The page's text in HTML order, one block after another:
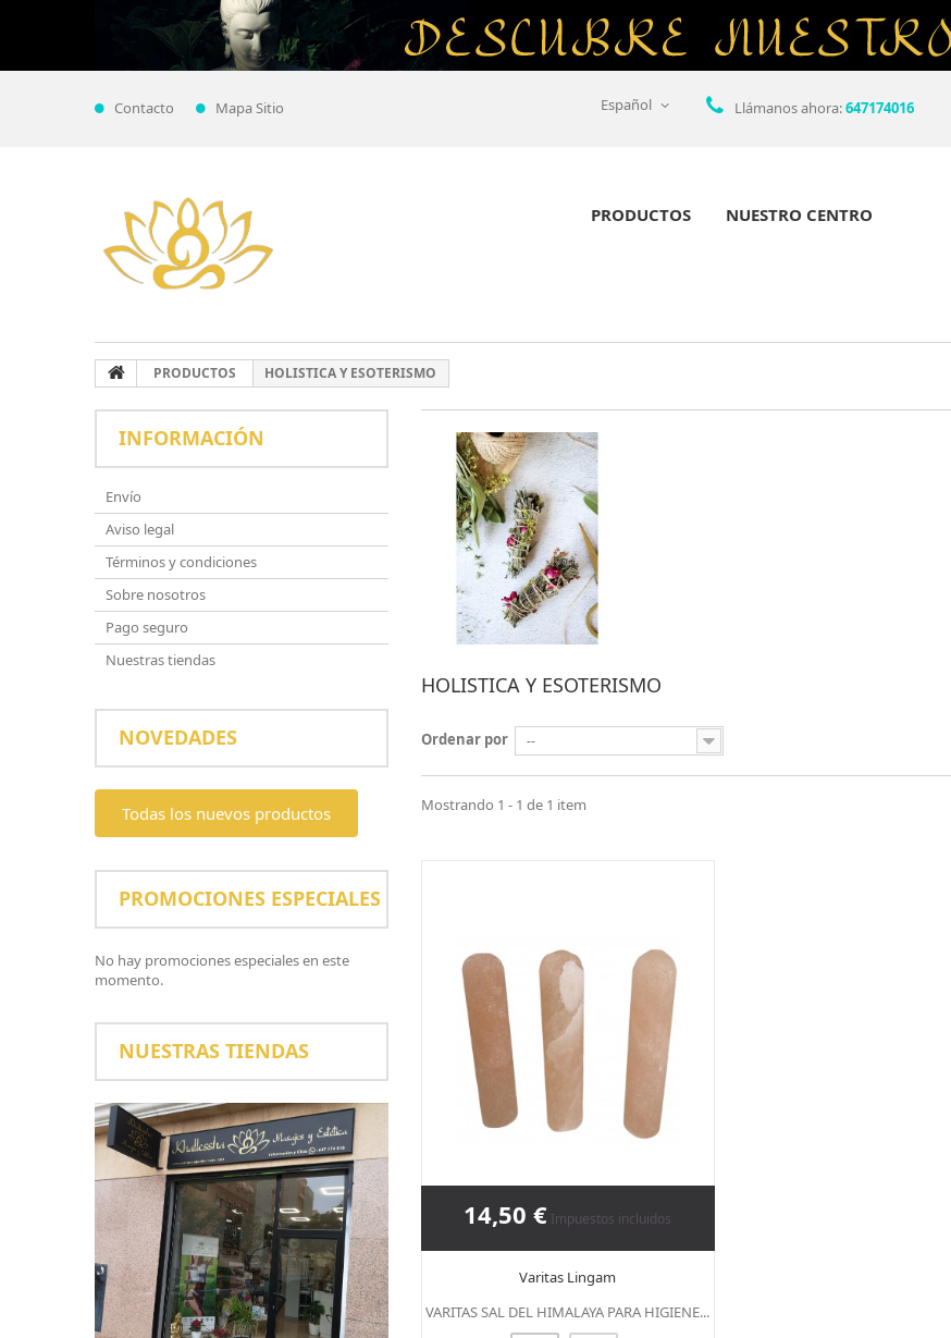
Contacto Mapa Sitio Llámanos ahora:647174016
Español
PRODUCTOS NUESTRO CENTRO
PRODUCTOS HOLISTICA Y ESOTERISMO
INFORMACIÓN
Envío
Aviso legal
Términos y condiciones
Sobre nosotros
Pago seguro
Nuestras tiendas
NOVEDADES
Todas los nuevos productos
PROMOCIONES ESPECIALES
No hay promociones especiales en este
momento.
NUESTRAS TIENDAS
HOLISTICA Y ESOTERISMO
Ordenar por --
Mostrando 1 - 1 de 1 item
14,50 € Impuestos incluidos
Varitas Lingam
VARITAS SAL DEL HIMALAYA PARA HIGIENE...